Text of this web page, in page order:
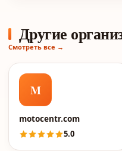
Другие
Смотреть все →
M
motocentr.com
5.0